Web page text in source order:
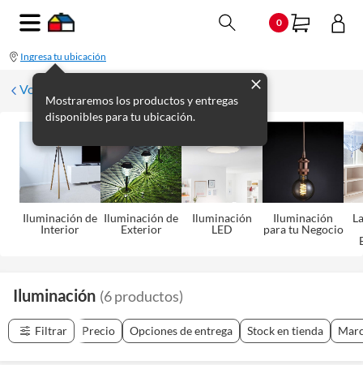
0
Ingresa tu ubicación
Mostraremos los productos y entregas
disponibles para tu ubicación.
Volver
Iluminación de
Interior
Iluminación de
Exterior
Iluminación
LED
Iluminación
para tu Negocio
Iluminación (6productos)
Filtrar Precio Opciones de entrega Stock en tienda